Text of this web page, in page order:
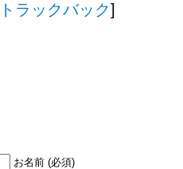
トラックバック]
お名前 (必須)